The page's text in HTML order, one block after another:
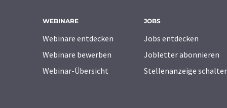
WEBINARE
Webinare entdecken
Webinare bewerben
Webinar-Übersicht
JOBS
Jobs entdecken
Jobletter abonnieren
Stellenanzeige